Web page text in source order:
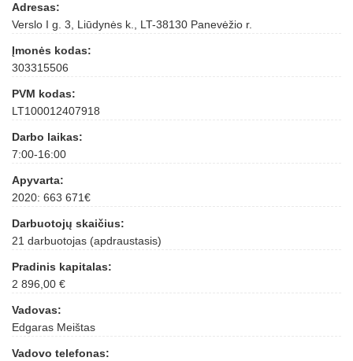
Adresas:
Verslo I g. 3, Liūdynės k., LT-38130 Panevėžio r.
Įmonės kodas:
303315506
PVM kodas:
LT100012407918
Darbo laikas:
7:00-16:00
Apyvarta:
2020: 663 671€
Darbuotojų skaičius:
21 darbuotojas (apdraustasis)
Pradinis kapitalas:
2 896,00 €
Vadovas:
Edgaras Meištas
Vadovo telefonas: